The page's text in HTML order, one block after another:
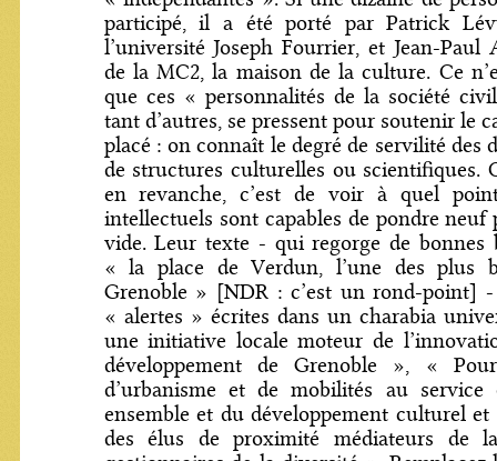
participé, il a été porté par Patrick
l’université Joseph Fourrier, et Jean-Paul
de la MC2, la maison de la culture. Ce
que ces « personnalités de la société
tant d’autres, se pressent pour soutenir le
placé : on connaît le degré de servilité des
de structures culturelles ou scientifiques.
en revanche, c’est de voir à quel
intellectuels sont capables de pondre neuf
vide. Leur texte - qui regorge de bonnes
« la place de Verdun, l’une des plus
Grenoble » [NDR : c’est un rond-point]
« alertes » écrites dans un charabia
une initiative locale moteur de
développement de Grenoble », «
d’urbanisme et de mobilités au
ensemble et du développement culturel
des élus de proximité médiateurs de